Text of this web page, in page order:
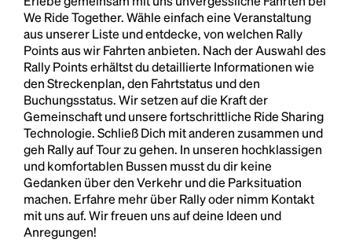
We Ride Together. Wähle einfach eine Veranstaltung
aus unserer Liste und entdecke, von welchen Rally
Points aus wir Fahrten anbieten. Nach der Auswahl des
Rally Points erhältst du detaillierte Informationen wie
den Streckenplan, den Fahrtstatus und den
Buchungsstatus. Wir setzen auf die Kraft der
Gemeinschaft und unsere fortschrittliche Ride Sharing
Technologie. Schließ Dich mit anderen zusammen und
geh Rally auf Tour zu gehen. In unseren hochklassigen
und komfortablen Bussen musst du dir keine
Gedanken über den Verkehr und die Parksituation
machen. Erfahre mehr über Rally oder nimm Kontakt
mit uns auf. Wir freuen uns auf deine Ideen und
Anregungen!
essentially unchanged.